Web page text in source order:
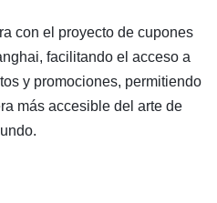
con el proyecto de cupones
facilitando el acceso a
y promociones, permitiendo
más accesible del arte de